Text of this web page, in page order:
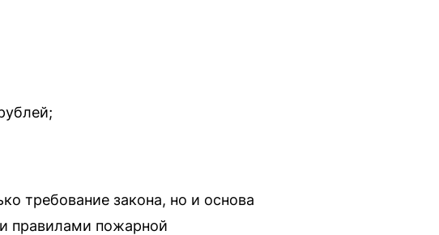
требование закона, но и основа
правилами пожарной